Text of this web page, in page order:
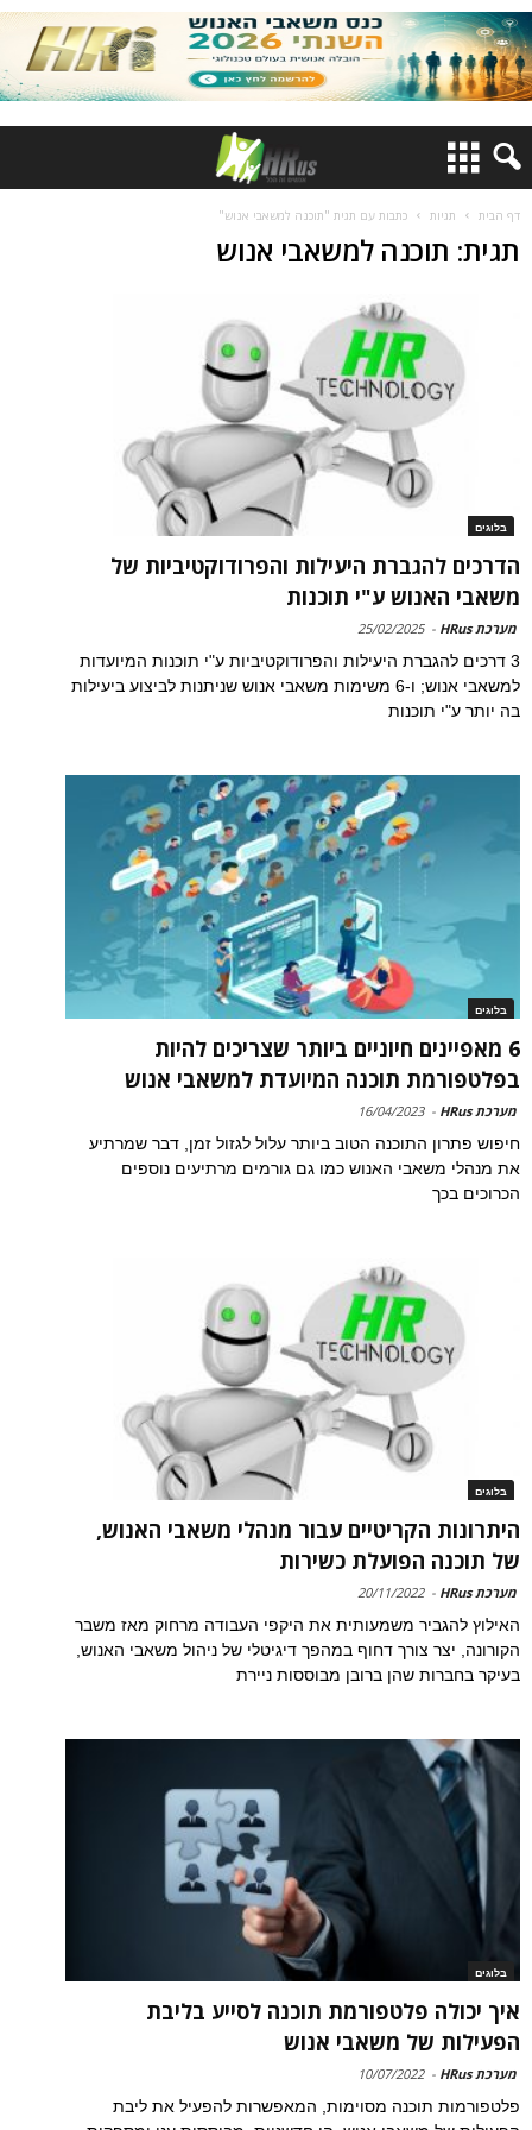
דף הבית תגיות כתבות עם תגית "תוכנה למשאבי אנוש"
תגית: תוכנה למשאבי אנוש
בלוגים
הדרכים להגברת היעילות והפרודוקטיביות של
משאבי האנוש ע"י תוכנות
מערכת HRus -
25/02/2025
3 דרכים להגברת היעילות והפרודוקטיביות ע"י תוכנות המיועדות
למשאבי אנוש; ו-6 משימות משאבי אנוש שניתנות לביצוע ביעילות
בה יותר ע"י תוכנות
בלוגים
6 מאפיינים חיוניים ביותר שצריכים להיות
בפלטפורמת תוכנה המיועדת למשאבי אנוש
מערכת HRus -
16/04/2023
חיפוש פתרון התוכנה הטוב ביותר עלול לגזול זמן, דבר שמרתיע
את מנהלי משאבי האנוש כמו גם גורמים מרתיעים נוספים
הכרוכים בכך
בלוגים
היתרונות הקריטיים עבור מנהלי משאבי האנוש,
של תוכנה הפועלת כשירות
מערכת HRus -
20/11/2022
האילוץ להגביר משמעותית את היקפי העבודה מרחוק מאז משבר
הקורונה, יצר צורך דחוף במהפך דיגיטלי של ניהול משאבי האנוש,
בעיקר בחברות שהן ברובן מבוססות ניירת
בלוגים
איך יכולה פלטפורמת תוכנה לסייע בליבת
הפעילות של משאבי אנוש
מערכת HRus -
10/07/2022
פלטפורמות תוכנה מסוימות, המאפשרות להפעיל את ליבת